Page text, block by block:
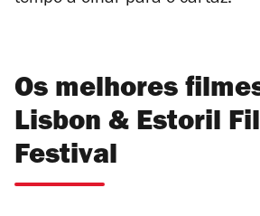
Os melhores
Lisbon & Estoril
Festival